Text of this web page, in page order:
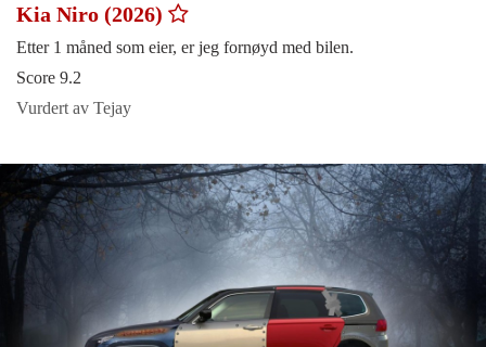
Kia Niro (2026)
Etter 1 måned som eier, er jeg fornøyd med bilen.
Score 9.2
Vurdert av Tejay